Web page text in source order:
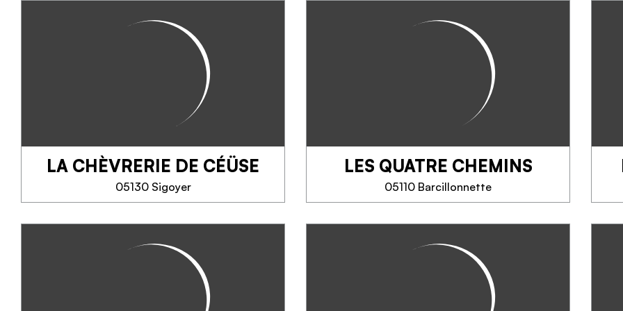
Maestro artigiano, lo chef di
questo ristorante dal design alla
moda propone una cucina
raffinata e gourmet e specialità
locali. Situato nel cuore della
cittadina a 5 minuti da Gap, con...
TELEFONO
SAPERNE DI PIÙ
Picorette est une cantine
végétarienne, vegan et adaptée
aux principaux régimes spéciaux.
Dans une approche ''One Health
'' je cuisine des produits frais, de
saison, biologiques, locaux...
TELEFONO
SAPERNE DI PIÙ
LA CHÈVRERIE DE CÉÜSE
05130 Sigoyer
LA CHÈVRERIE DE
Fromages de chèvre et yaourts
bio, 3 gîtes à la ferme, à Sigoyer
LES QUATRE CHEMINS
05110 Barcillonnette
LES QUATRE CHEMINS